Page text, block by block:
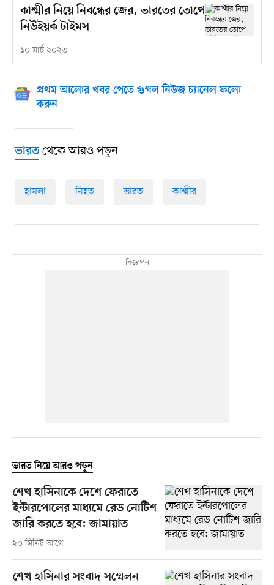
কাশ্মীর নিয়ে নিবন্ধের জের, ভারতের তোপে
নিউইয়র্ক টাইমস
১০ মার্চ ২০২৩
প্রথম আলোর খবর পেতে গুগল নিউজ চ্যানেল ফলো
করুন
ভারতথেকে আরও পড়ুন
হামলা নিহত ভারত কাশ্মীর
ভারত নিয়ে আরও পড়ুন
শেখ হাসিনাকে দেশে ফেরাতে
ইন্টারপোলের মাধ্যমে রেড নোটিশ
জারি করতে হবে: জামায়াত
২০ মিনিট আগে
শেখ হাসিনার সংবাদ সম্মেলন